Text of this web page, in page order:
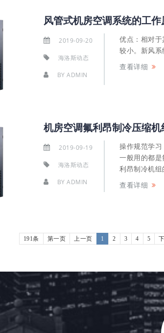
风管式机房空调系统的工作
2019-09-20
海洛斯动态
BY ADMIN
优点：相对
较小。新风系
查看详细
机房空调氟利昂制冷压缩
2019-09-19
海洛斯动态
BY ADMIN
操作规范学
一般用的都
利昂制冷机
查看详细
191条 第一页 上一页 1 2 3 4 5